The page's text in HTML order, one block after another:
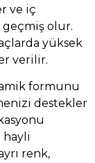
ve iç
olur.
yüksek
verilir.
formunu
destekler
hayli
renk,